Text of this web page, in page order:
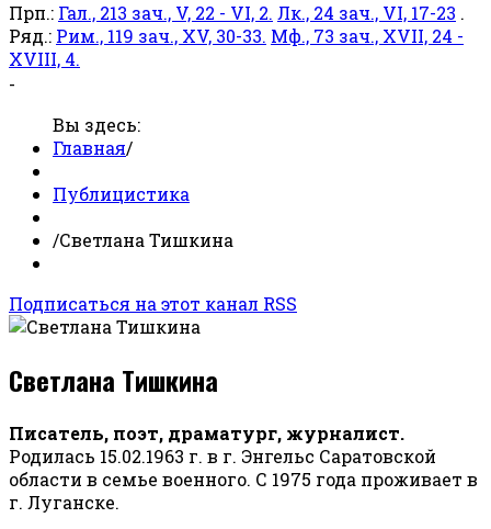
Прп.: Гал., 213 зач., V, 22 - VI, 2. Лк., 24 зач., VI, 17-23 .
Ряд.: Рим., 119 зач., XV, 30-33. Мф., 73 зач., XVII, 24 -
XVIII, 4.
-
Вы здесь:
Главная/
Публицистика
/Светлана Тишкина
Подписаться на этот канал RSS
Светлана Тишкина
Писатель, поэт, драматург, журналист.
Родилась 15.02.1963 г. в г. Энгельс Саратовской
области в семье военного. С 1975 года проживает в
г. Луганске.